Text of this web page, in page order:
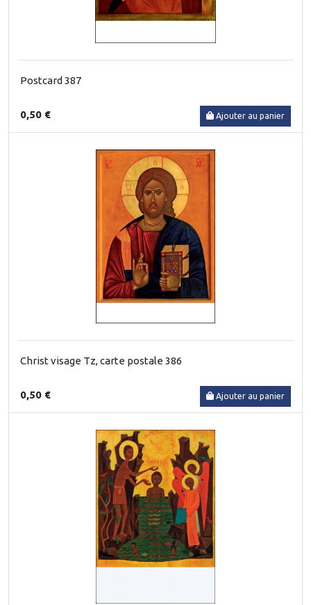
Postcard 387
0,50 € Ajouter au panier
Christ visage Tz, carte postale 386
0,50 € Ajouter au panier